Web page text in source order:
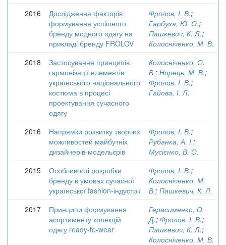
2016
Дослідження факторів
формування успішного
бренду модного одягу на
прикладі бренду FROLOV
Фролов, І. В.;
Гарбуза, Ю. О.;
Пашкевич, К. Л.;
Колосніченко, М. В.
2018
Застосування принципів
гармонізації елементів
українського національного
костюма в процесі
проектування сучасного
одягу
Колосніченко, О.
В.; Норець, М. В.;
Фролов, І. В.;
Гайова, І. Л.
2016
Напрямки розвитку творчих
можливостей майбутніх
дизайнерів-модельєрів
Фролов, І. В.;
Рубанка, А. І.;
Мусієнко, В. О.
2015
Особливості розробки
бренду в умовах сучасної
української fashion-індустрії
Фролов, І. В.;
Колосніченко, М.
В.; Пашкевич, К. Л.
2017
Принципи формування
асортименту колекцій
одягу ready-to-wear
Герасименко, О.
Д.; Фролов, І. В.;
Пашкевич, К. Л.;
Колосніченко, М. В.